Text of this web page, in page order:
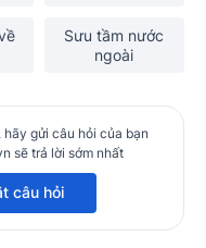
Sưu tầm nước
ngoài
gửi câu hỏi của bạn
sẽ trả lời sớm nhất
câu hỏi